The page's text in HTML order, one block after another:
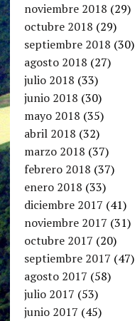
noviembre 2018 (29)
octubre 2018 (29)
septiembre 2018 (30)
agosto 2018 (27)
julio 2018 (33)
junio 2018 (30)
mayo 2018 (35)
abril 2018 (32)
marzo 2018 (37)
febrero 2018 (37)
enero 2018 (33)
diciembre 2017 (41)
noviembre 2017 (31)
octubre 2017 (20)
septiembre 2017 (47)
agosto 2017 (58)
julio 2017 (53)
junio 2017 (45)